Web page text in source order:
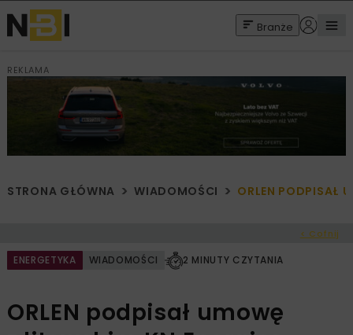
Branże
REKLAMA
STRONA GŁÓWNA WIADOMOŚCI ORLEN PODPISAŁ
< Cofnij
ENERGETYKA WIADOMOŚCI 2 MINUTY CZYTANIA
ORLEN podpisał umowę